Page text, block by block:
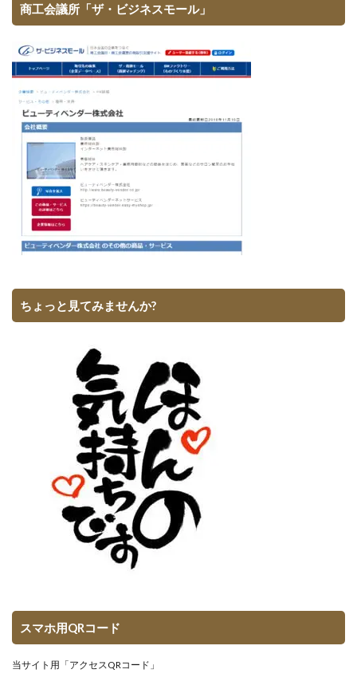
商工会議所「ザ・ビジネスモール」
ちょっと見てみませんか?
スマホ用QRコード
当サイト用「アクセスQRコード」